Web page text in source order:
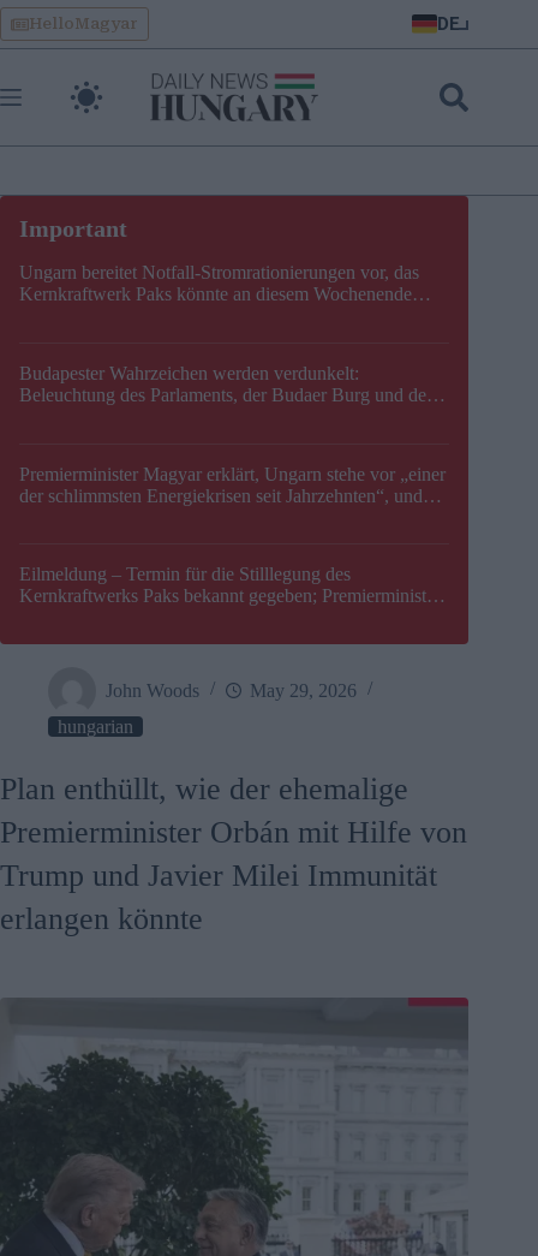
Skip
to
content
HelloMagyar DE
Ungarn bereitet Notfall-Stromrationierungen vor, das
Kernkraftwerk Paks könnte an diesem Wochenende
Budapester Wahrzeichen werden verdunkelt:
Beleuchtung des Parlaments, der Budaer Burg und der
Premierminister Magyar erklärt, Ungarn stehe vor „einer
der schlimmsten Energiekrisen seit Jahrzehnten“, und
Eilmeldung – Termin für die Stilllegung des
Kernkraftwerks Paks bekannt gegeben; Premierminister
John Woods
May 29, 2026
hungarian
Plan enthüllt, wie der ehemalige
Premierminister Orbán mit Hilfe von
Trump und Javier Milei Immunität
erlangen könnte